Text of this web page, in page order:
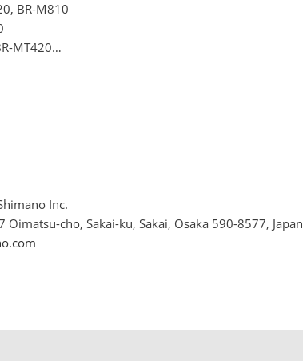
BR-M810
MT420…
Inc.
Oimatsu-cho, Sakai-ku, Sakai, Osaka 590-8577, Japan